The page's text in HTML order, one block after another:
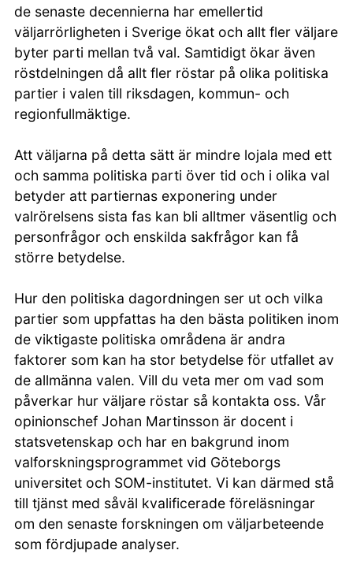
Kontakta oss
de senaste decennierna har emellertid
väljarrörligheten i Sverige ökat och allt fler väljare
byter parti mellan två val. Samtidigt ökar även
röstdelningen då allt fler röstar på olika politiska
partier i valen till riksdagen, kommun- och
regionfullmäktige.
Att väljarna på detta sätt är mindre lojala med ett
och samma politiska parti över tid och i olika val
betyder att partiernas exponering under
valrörelsens sista fas kan bli alltmer väsentlig och
personfrågor och enskilda sakfrågor kan få
större betydelse.
Hur den politiska dagordningen ser ut och vilka
partier som uppfattas ha den bästa politiken inom
de viktigaste politiska områdena är andra
faktorer som kan ha stor betydelse för utfallet av
de allmänna valen. Vill du veta mer om vad som
påverkar hur väljare röstar så kontakta oss. Vår
opinionschef Johan Martinsson är docent i
statsvetenskap och har en bakgrund inom
valforskningsprogrammet vid Göteborgs
universitet och SOM-institutet. Vi kan därmed stå
till tjänst med såväl kvalificerade föreläsningar
om den senaste forskningen om väljarbeteende
som fördjupade analyser.